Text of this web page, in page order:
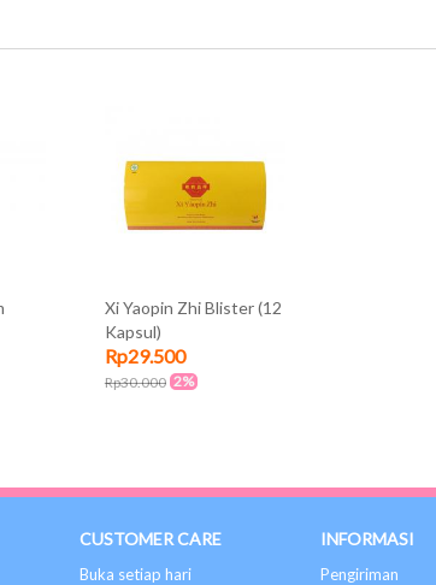
Xi Yaopin Zhi Blister (12
Kapsul)
Rp29.500
Rp30.000 2%
CUSTOMER CARE
Buka setiap hari
INFORMASI
Pengiriman